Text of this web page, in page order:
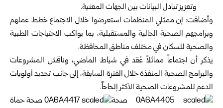
وتعزيز تبادل البيانات بين الجهات المعنية.
وأضافت: إن ممثلي المنظمات استعرضوا خلال الاجتماع خطط عملهم
وبرامجهم الصحية الحالية والمستقبلية، بما يواكب الاحتياجات الطبية
والصحية للسكان في مختلف مناطق المحافظة.
يذكر أن اجتماعاً مماثلاً عُقد في شباط الماضي، وناقش المشروعات
والبرامج الصحية المنفذة خلال الفترة السابقة، إلى جانب تحديد أولويات
الدعم للمشروعات الصحية الأكثر إلحاحاً.